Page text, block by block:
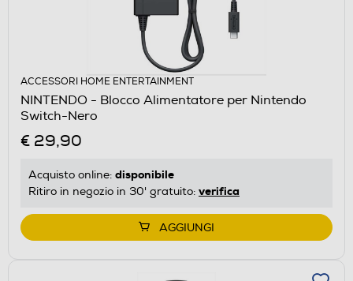
ACCESSORI HOME ENTERTAINMENT
NINTENDO - Blocco Alimentatore per Nintendo
Switch-Nero
€ 29,90
Acquisto online: disponibile
Ritiro in negozio in 30' gratuito: verifica
AGGIUNGI